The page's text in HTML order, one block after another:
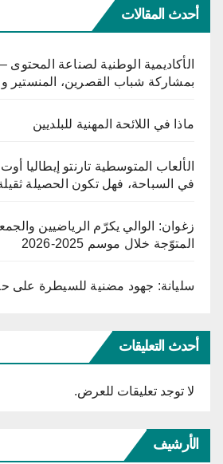
أحدث المقالات
الأكاديمية الوطنية لصناعة
بمشاركة شباب القصرين، المنستير
ماذا في اللائحة المهنية للبلديين
في السباحة، فهل تكون الحصيلة
زغوان: الوالي يكرّم الرياضيين
المتوّجة خلال موسم 2025-2026
سليانة: جهود مضنية للسيطرة على
أحدث التعليقات
لا توجد تعليقات للعرض.
الأرشيف